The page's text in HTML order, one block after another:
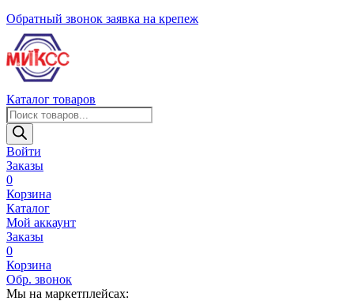
Обратный звонок заявка на крепеж
Каталог товаров
Поиск
товаров
Войти
Заказы
0
Корзина
Каталог
Мой аккаунт
Заказы
0
Корзина
Обр. звонок
Мы на маркетплейсах: